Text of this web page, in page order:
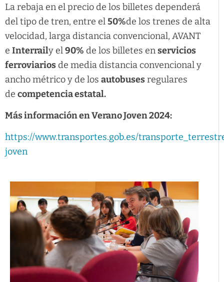
La rebaja en el precio de los billetes dependerá
del tipo de tren, entre el50%de los trenes de alta
velocidad, larga distancia convencional, AVANT
e Interraily el90% de los billetes enservicios
ferroviarios de media distancia convencional y
ancho métrico y de los autobusesregulares
de competencia estatal.
Más información en Verano Joven 2024:
https://www.transportes.gob.es/
joven